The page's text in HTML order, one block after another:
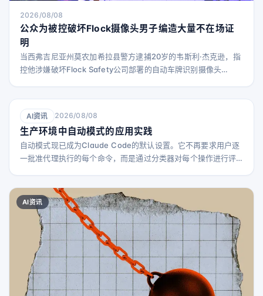
2026/08/08
公众为被控破坏Flock摄像头男子编造大量不在场证
明
当西弗吉尼亚州莫农加希拉县警方逮捕20岁的韦斯利·杰克逊，指
控他涉嫌破坏Flock Safety公司部署的自动车牌识别摄像头
超过2.9万个评论。正如《华盛顿邮报》所观察到的，这些评论大
多是正面的，社区成员和陌生人纷纷称赞杰克逊，并为他编造了
各种各样的看似无穷无尽的不在场证明。 根
AI资讯 2026/08/08
生产环境中自动模式的应用实践
自动模式现已成为Claude Code的默认设置。它不再要求用户逐
一批准代理执行的每个命令，而是通过分类器对每个操作进行评
以保持人类监督，但当会话持续数小时或并行增加时，这种人工
审核成为瓶颈。完全跳过权限检查虽然更快，但也容易导致提示
注入、权限范围漂移以及偶尔误删生产资源等问题。 自动
AI资讯